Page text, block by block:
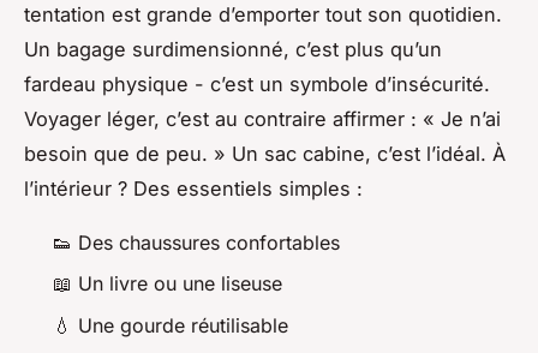
tentation est grande d’emporter tout son quotidien.
Un bagage surdimensionné, c’est plus qu’un
fardeau physique - c’est un symbole d’insécurité.
Voyager léger, c’est au contraire affirmer : « Je n’ai
besoin que de peu. » Un sac cabine, c’est l’idéal. À
l’intérieur ? Des essentiels simples :
👟 Des chaussures confortables
📖 Un livre ou une liseuse
💧 Une gourde réutilisable